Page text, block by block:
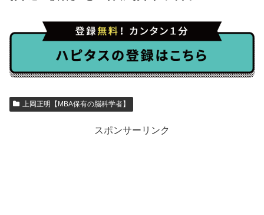
上岡正明【MBA保有の脳科学者】
スポンサーリンク